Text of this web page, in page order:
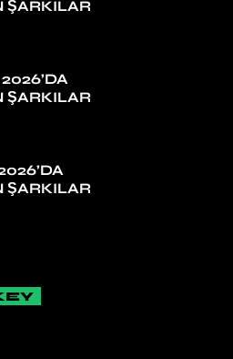
ŞARKILAR
ŞARKILAR
ŞARKILAR